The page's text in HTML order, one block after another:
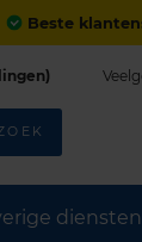
Beste
diensten